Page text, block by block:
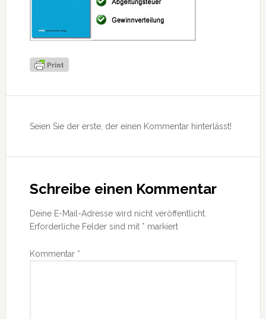
Interaktionen
Seien Sie der erste, der einen Kommentar hinterlässt!
Schreibe einen Kommentar
Deine E-Mail-Adresse wird nicht veröffentlicht.
Erforderliche Felder sind mit * markiert
Kommentar *